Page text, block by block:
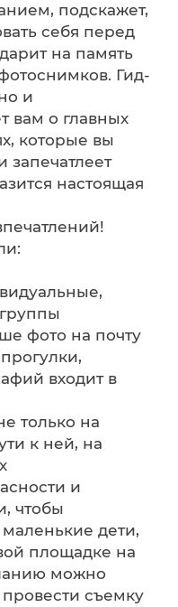
подскажет,
себя перед
на память
Гид-
и
вам о главных
которые вы
запечатлеет
настоящая
фото на почту
входит в
только на
к ней, на
и
чтобы
дети,
площадке на
можно
съемку